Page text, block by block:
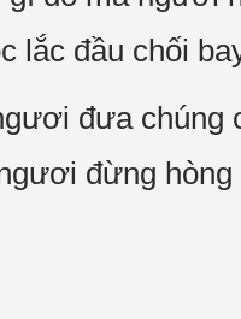
lắc đầu chối
đưa
đừng